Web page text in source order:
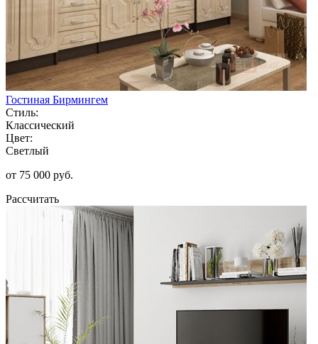
Гостиная Бирмингем
Стиль:
Классический
Цвет:
Светлый
от 75 000 руб.
Рассчитать